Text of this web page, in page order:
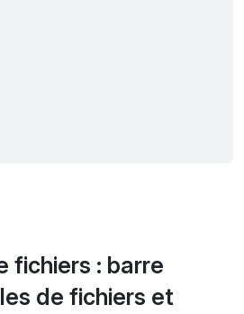
fichiers : barre
de fichiers et